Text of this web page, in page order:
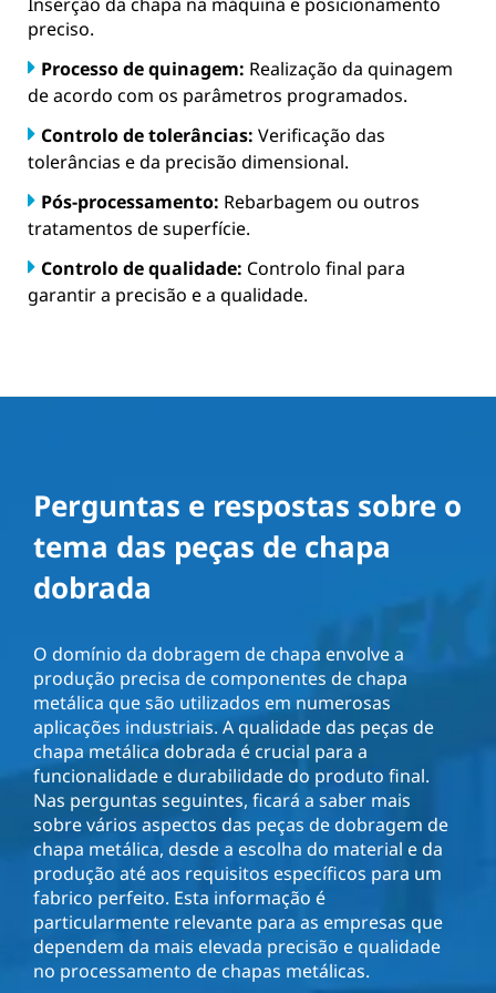
preciso.
Processo de quinagem: Realização da quinagem
de acordo com os parâmetros programados.
Controlo de tolerâncias: Verificação das
tolerâncias e da precisão dimensional.
Pós-processamento: Rebarbagem ou outros
tratamentos de superfície.
Controlo de qualidade: Controlo final para
garantir a precisão e a qualidade.
Perguntas e respostas sobre o
tema das peças de chapa
dobrada
O domínio da dobragem de chapa envolve a
produção precisa de componentes de chapa
metálica que são utilizados em numerosas
aplicações industriais. A qualidade das peças de
chapa metálica dobrada é crucial para a
funcionalidade e durabilidade do produto final.
Nas perguntas seguintes, ficará a saber mais
sobre vários aspectos das peças de dobragem de
chapa metálica, desde a escolha do material e da
produção até aos requisitos específicos para um
fabrico perfeito. Esta informação é
particularmente relevante para as empresas que
dependem da mais elevada precisão e qualidade
no processamento de chapas metálicas.